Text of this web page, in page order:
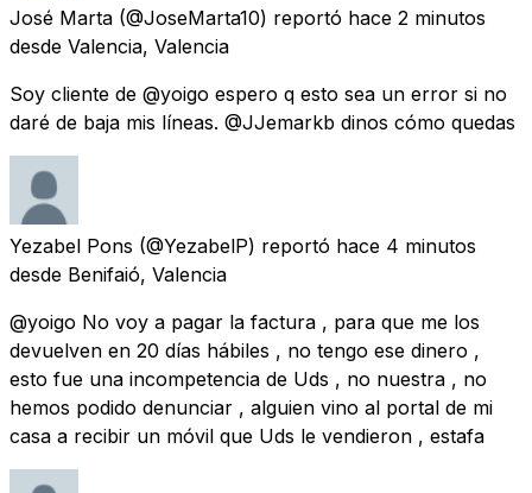
José Marta (@JoseMarta10) reportó hace 2 minutos
desde Valencia, Valencia
Soy cliente de @yoigo espero q esto sea un error si no
daré de baja mis líneas. @JJemarkb dinos cómo quedas
Yezabel Pons (@YezabelP) reportó hace 4 minutos
desde Benifaió, Valencia
@yoigo No voy a pagar la factura , para que me los
devuelven en 20 días hábiles , no tengo ese dinero ,
esto fue una incompetencia de Uds , no nuestra , no
hemos podido denunciar , alguien vino al portal de mi
casa a recibir un móvil que Uds le vendieron , estafa